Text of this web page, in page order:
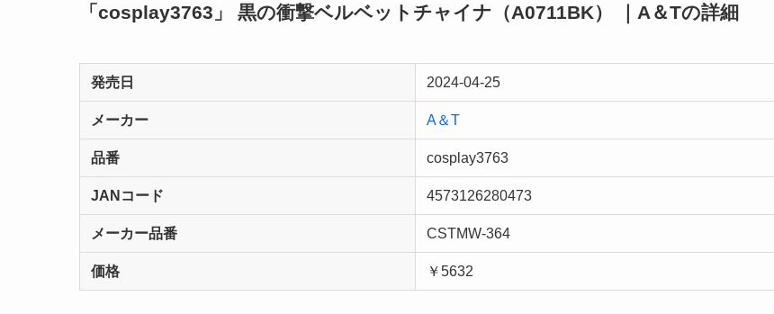
「cosplay3763」 黒の衝撃ベルベットチャイナ（A0711BK） ｜A＆Tの詳細
発売日 2024-04-25
メーカー A＆T
品番 cosplay3763
JANコード 4573126280473
メーカー品番 CSTMW-364
価格 ￥5632